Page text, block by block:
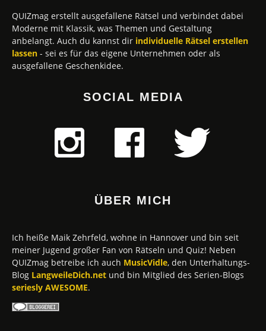
QUIZmag erstellt ausgefallene Rätsel und verbindet dabei
Moderne mit Klassik, was Themen und Gestaltung
anbelangt. Auch du kannst dir individuelle Rätsel erstellen
lassen - sei es für das eigene Unternehmen oder als
ausgefallene Geschenkidee.
SOCIAL MEDIA
ÜBER MICH
Ich heiße Maik Zehrfeld, wohne in Hannover und bin seit
meiner Jugend großer Fan von Rätseln und Quiz! Neben
QUIZmag betreibe ich auch MusicVidle, den Unterhaltungs-
Blog LangweileDich.net und bin Mitglied des Serien-Blogs
seriesly AWESOME.